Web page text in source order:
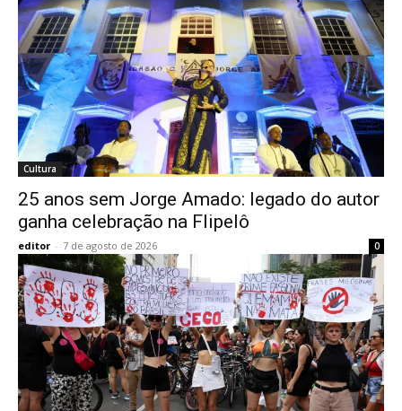
Cultura
25 anos sem Jorge Amado: legado do autor
ganha celebração na Flipelô
editor - 7 de agosto de 2026 0